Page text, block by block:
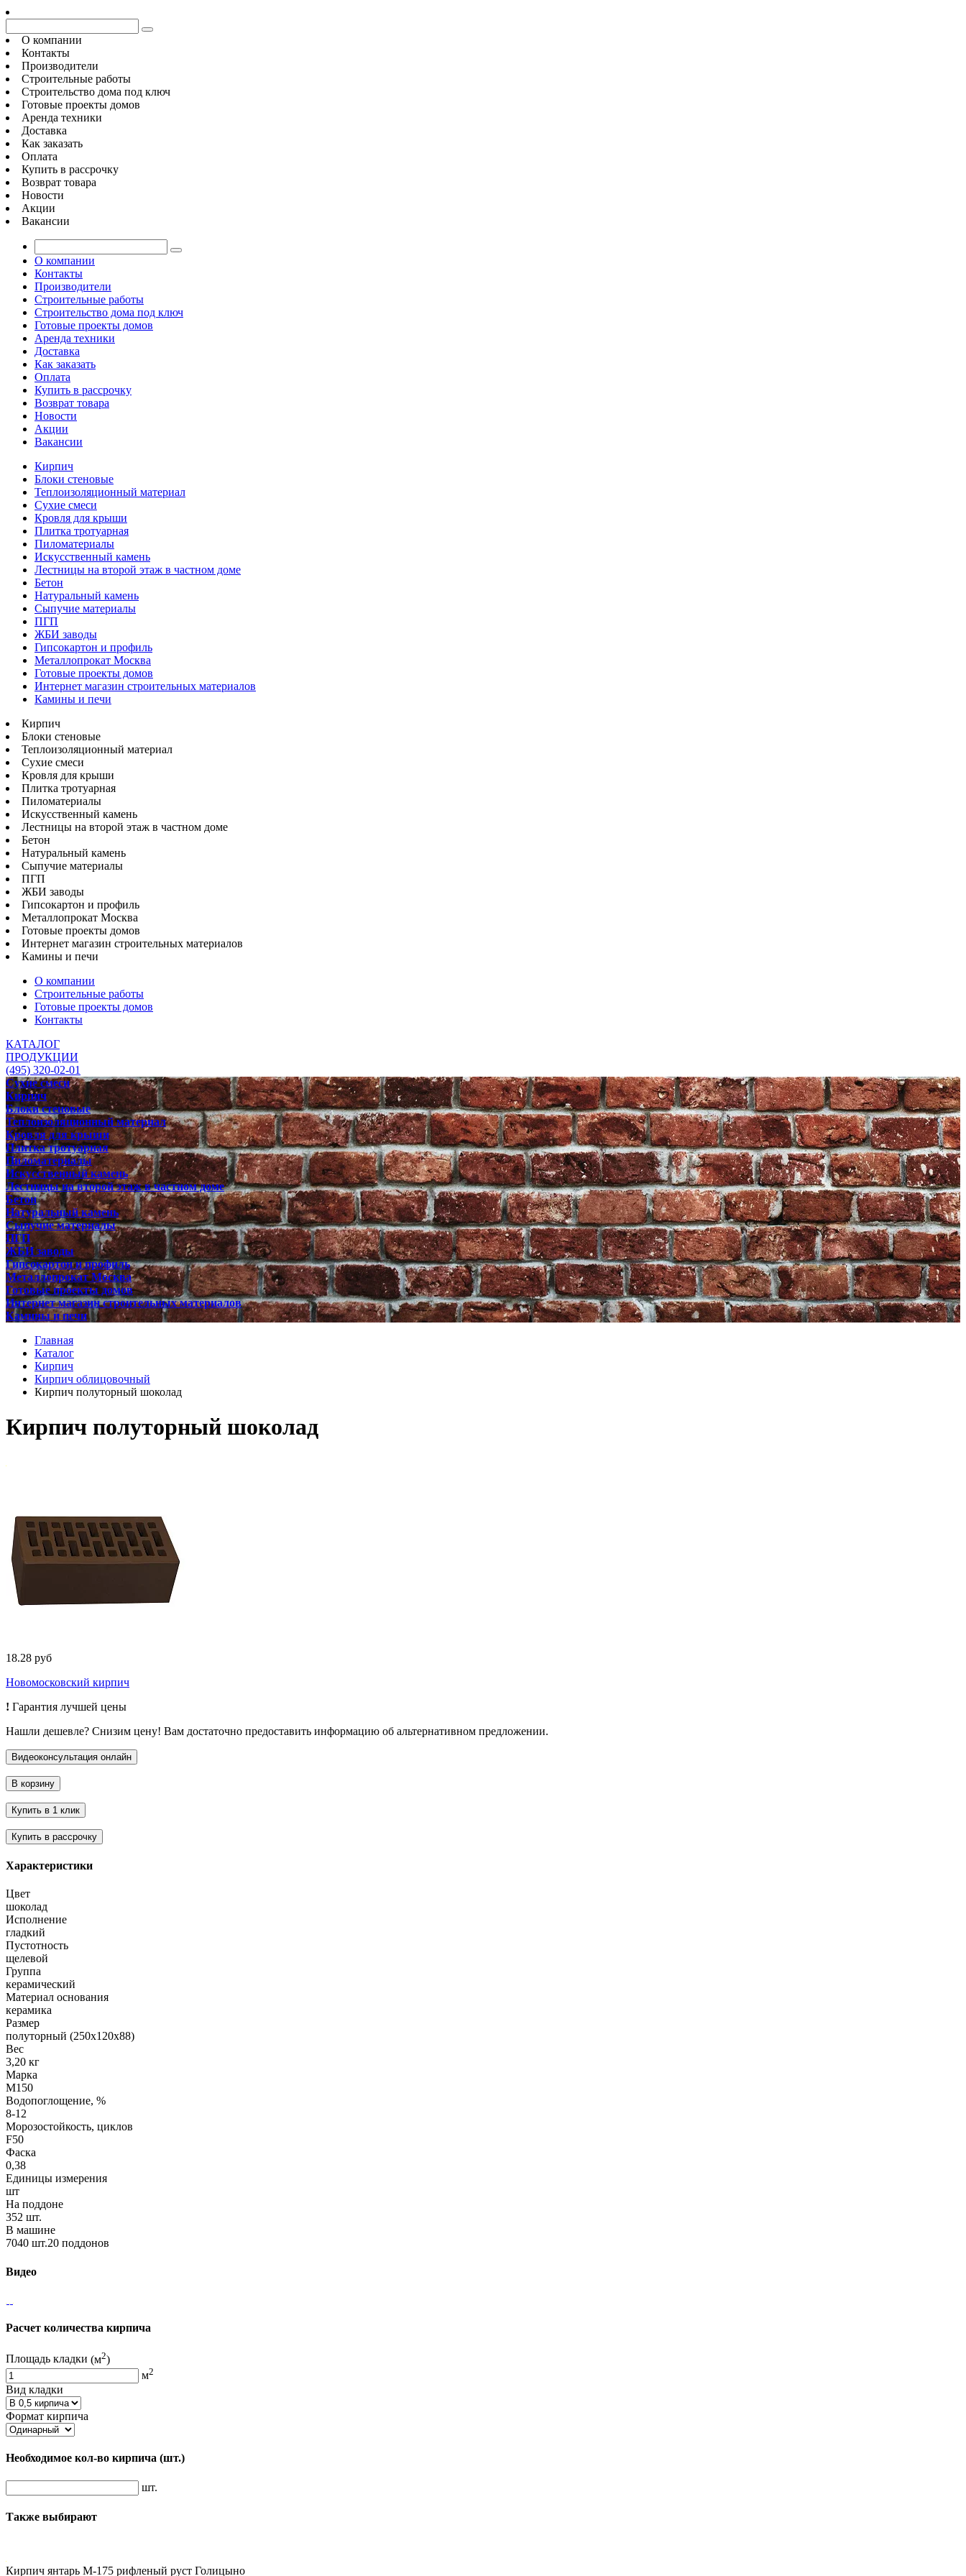
О компании
Контакты
Производители
Строительные работы
Строительство дома под ключ
Готовые проекты домов
Аренда техники
Доставка
Как заказать
Оплата
Купить в рассрочку
Возврат товара
Новости
Акции
Вакансии
О компании
Контакты
Производители
Строительные работы
Строительство дома под ключ
Готовые проекты домов
Аренда техники
Доставка
Как заказать
Оплата
Купить в рассрочку
Возврат товара
Новости
Акции
Вакансии
Кирпич
Блоки стеновые
Теплоизоляционный материал
Сухие смеси
Кровля для крыши
Плитка тротуарная
Пиломатериалы
Искусственный камень
Лестницы на второй этаж в частном доме
Бетон
Натуральный камень
Сыпучие материалы
ПГП
ЖБИ заводы
Гипсокартон и профиль
Металлопрокат Москва
Готовые проекты домов
Интернет магазин строительных материалов
Камины и печи
Кирпич
Блоки стеновые
Теплоизоляционный материал
Сухие смеси
Кровля для крыши
Плитка тротуарная
Пиломатериалы
Искусственный камень
Лестницы на второй этаж в частном доме
Бетон
Натуральный камень
Сыпучие материалы
ПГП
ЖБИ заводы
Гипсокартон и профиль
Металлопрокат Москва
Готовые проекты домов
Интернет магазин строительных материалов
Камины и печи
О компании
Строительные работы
Готовые проекты домов
Контакты
КАТАЛОГ
ПРОДУКЦИИ
(495) 320-02-01
Сухие смеси
Кирпич
Блоки стеновые
Теплоизоляционный материал
Кровля для крыши
Плитка тротуарная
Пиломатериалы
Искусственный камень
Лестницы на второй этаж в частном доме
Бетон
Натуральный камень
Сыпучие материалы
ПГП
ЖБИ заводы
Гипсокартон и профиль
Металлопрокат Москва
Готовые проекты домов
Интернет магазин строительных материалов
Камины и печи
Главная
Каталог
Кирпич
Кирпич облицовочный
Кирпич полуторный шоколад
Кирпич полуторный шоколад
18.28 руб
Новомосковский кирпич
! Гарантия лучшей цены
Нашли дешевле? Снизим цену! Вам достаточно предоставить информацию об альтернативном предложении.
Характеристики
Цвет
шоколад
Исполнение
гладкий
Пустотность
щелевой
Группа
керамический
Материал основания
керамика
Размер
полуторный (250х120х88)
Вес
3,20 кг
Марка
М150
Водопоглощение, %
8-12
Морозостойкость, циклов
F50
Фаска
0,38
Единицы измерения
шт
На поддоне
352 шт.
В машине
7040 шт.20 поддонов
Видео
Расчет количества кирпича
Площадь кладки (м2)
м2
Вид кладки
Формат кирпича
Необходимое кол-во кирпича (шт.)
шт.
Также выбирают
Кирпич янтарь М-175 рифленый руст Голицыно